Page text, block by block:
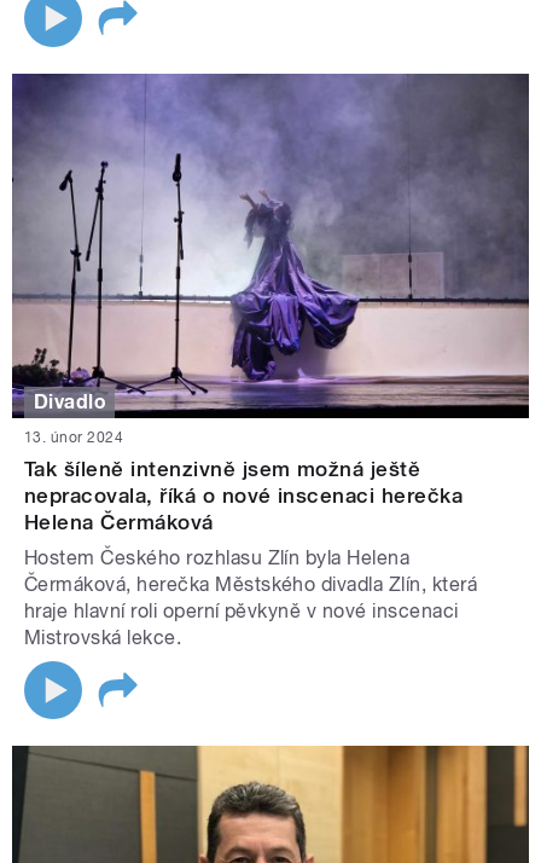
Divadlo
13. únor 2024
Tak šíleně intenzivně jsem možná ještě
nepracovala, říká o nové inscenaci herečka
Helena Čermáková
Hostem Českého rozhlasu Zlín byla Helena
Čermáková, herečka Městského divadla Zlín, která
hraje hlavní roli operní pěvkyně v nové inscenaci
Mistrovská lekce.